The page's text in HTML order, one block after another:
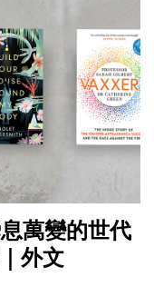
萬變的世代
外文